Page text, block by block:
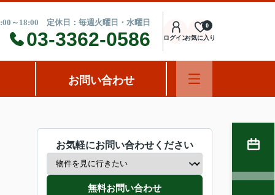
～18:00 定休日：毎週火曜日・水曜日
03-3362-0586 ログインお気に入り
0
お問い合わせ
お気軽にお問い合わせください
無料お問い合わせ